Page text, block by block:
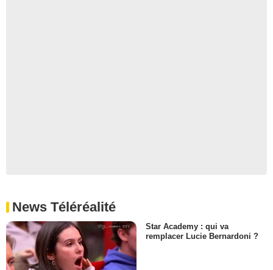
News Téléréalité
Star Academy : qui va
remplacer Lucie Bernardoni ?